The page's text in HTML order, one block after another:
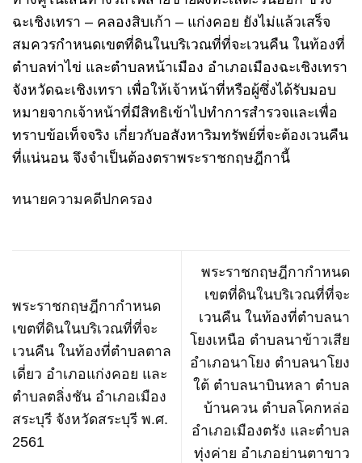
ฉะเชิงเทรา – คลองสิบเก้า – แก่งคอย ยังไม่แล้วเสร็จ
สมควรกำหนดเขตที่ดินในบริเวณที่ที่จะเวนคืน ในท้องที่
ตำบลท่าไข่ และตำบลหน้าเมือง อำเภอเมืองฉะเชิงเทรา
จังหวัดฉะเชิงเทรา เพื่อให้เจ้าหน้าที่หรือผู้ซึ่งได้รับมอบ
หมายจากเจ้าหน้าที่มีสิทธิเข้าไปทำการสำรวจและเพื่อ
ทราบข้อเท็จจริง เกี่ยวกับอสังหาริมทรัพย์ที่จะต้องเวนคืน
ที่แน่นอน จึงจำเป็นต้องตราพระราชกฤษฎีกานี้
ทนายความคดีปกครอง
พระราชกฤษฎีกากำหนด
เขตที่ดินในบริเวณที่ที่จะ
เวนคืน ในท้องที่ตำบลตาล
เดี่ยว อำเภอแก่งคอย และ
ตำบลตลิ่งชัน อำเภอเมือง
สระบุรี จังหวัดสระบุรี พ.ศ.
2561
พระราชกฤษฎีกากำหนด
เขตที่ดินในบริเวณที่ที่จะ
เวนคืน ในท้องที่ตำบลนา
โยงเหนือ ตำบลนาข้าวเสีย
อำเภอนาโยง ตำบลนาโยง
ใต้ ตำบลนาบินหลา ตำบล
บ้านควน ตำบลโคกหล่อ
อำเภอเมืองตรัง และตำบล
ทุ่งค่าย อำเภอย่านตาขาว